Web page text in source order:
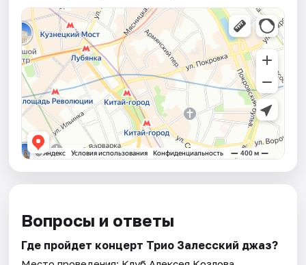
Вопросы и ответы
Где пройдет концерт Трио Залесский джаз?